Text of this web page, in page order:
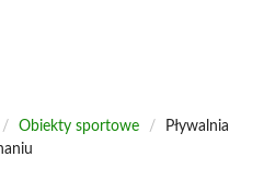
/ Obiekty sportowe /
Pływalnia